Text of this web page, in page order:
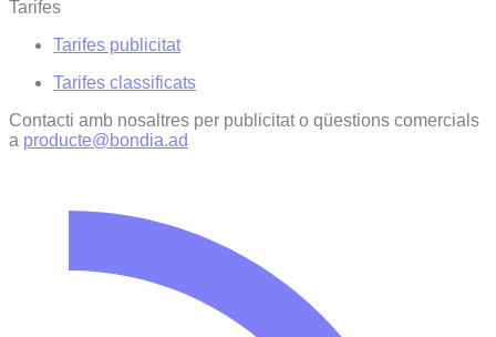
Tarifes
Tarifes publicitat
Tarifes classificats
Contacti amb nosaltres per publicitat o qüestions comercials
a producte@bondia.ad